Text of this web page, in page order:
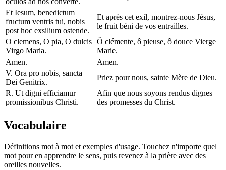
Et Iesum, benedictum
fructum ventris tui, nobis
post hoc exsilium ostende.
Et après cet exil, montrez-nous Jésus,
le fruit béni de vos entrailles.
O clemens, O pia, O dulcis
Virgo Maria.
Ô clémente, ô pieuse, ô douce Vierge
Marie.
Amen.
Amen.
V. Ora pro nobis, sancta
Dei Genitrix.
Priez pour nous, sainte Mère de Dieu.
R. Ut digni efficiamur
promissionibus Christi.
Afin que nous soyons rendus dignes
des promesses du Christ.
Vocabulaire
Définitions mot à mot et exemples d'usage. Touchez n'importe quel
mot pour en apprendre le sens, puis revenez à la prière avec des
oreilles nouvelles.